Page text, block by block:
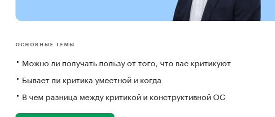
ОСНОВНЫЕ ТЕМЫ
Можно ли получать пользу от того, что вас критикуют
Бывает ли критика уместной и когда
В чем разница между критикой и конструктивной ОС